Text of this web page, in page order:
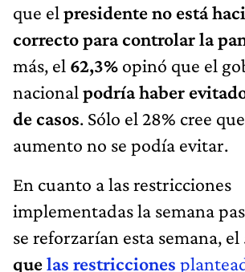
que el presidente no está
correcto para controlar la
más, el 62,3% opinó que el
nacional podría haber
de casos. Sólo el 28% cree
aumento no se podía evitar.
En cuanto a las restricciones
implementadas la semana
se reforzarían esta semana, el
quelas restricciones